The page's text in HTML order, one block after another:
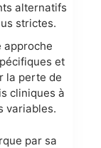
alternatifs
strictes.
approche
et
la perte de
cliniques à
variables.
par sa